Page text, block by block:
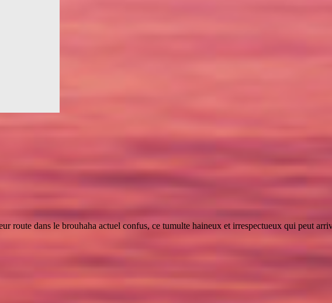
route dans le brouhaha actuel confus, ce tumulte haineux et irrespectueux qui peut